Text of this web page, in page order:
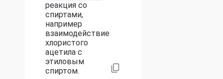
реакция со
спиртами,
например
взаимодействие
хлористого
ацетила с
этиловым
спиртом.